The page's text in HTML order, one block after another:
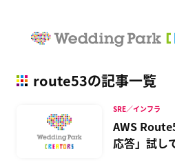
route53の記事一覧
AWS
応答」試し
SRE／インフラ